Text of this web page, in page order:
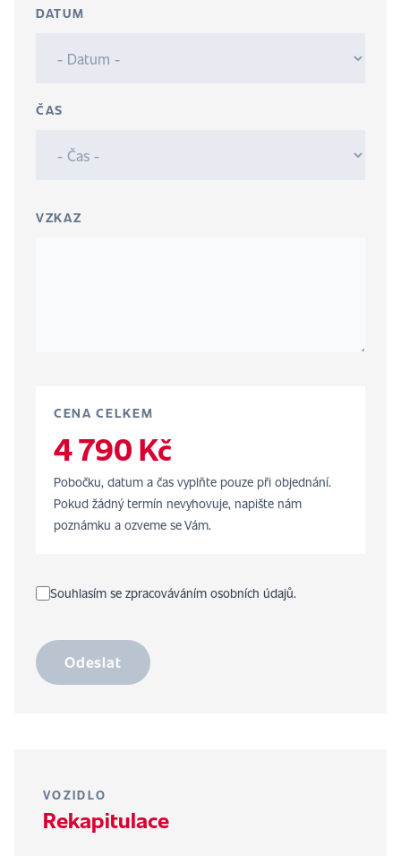
DATUM
ČAS
VZKAZ
CENA CELKEM
4 790 Kč
Pobočku, datum a čas vyplňte pouze při objednání.
Pokud žádný termín nevyhovuje, napište nám
poznámku a ozveme se Vám.
Souhlasím se zpracováváním osobních údajů.
Odeslat
VOZIDLO
Rekapitulace